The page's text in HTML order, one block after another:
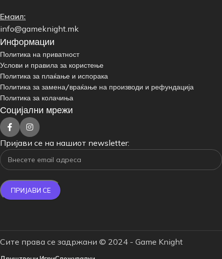
Емаил:
info@gameknight.mk
Информации
Политика на приватност
Услови и правила за користење
Политика за плаќање и испорака
Политика за замена/враќање на производи и рефундација
Политика за колачиња
Социјални мрежи
Пријави се на нашиот newsletter:
Сите права се задржани © 2024 - Game Knight